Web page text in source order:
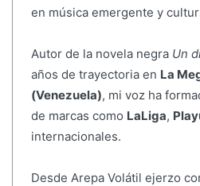
en música emergente y
Autor de la novela negra Un
años de trayectoria en La
(Venezuela), mi voz ha
de marcas como LaLiga,
internacionales.
Desde Arepa Volátil ejerzo